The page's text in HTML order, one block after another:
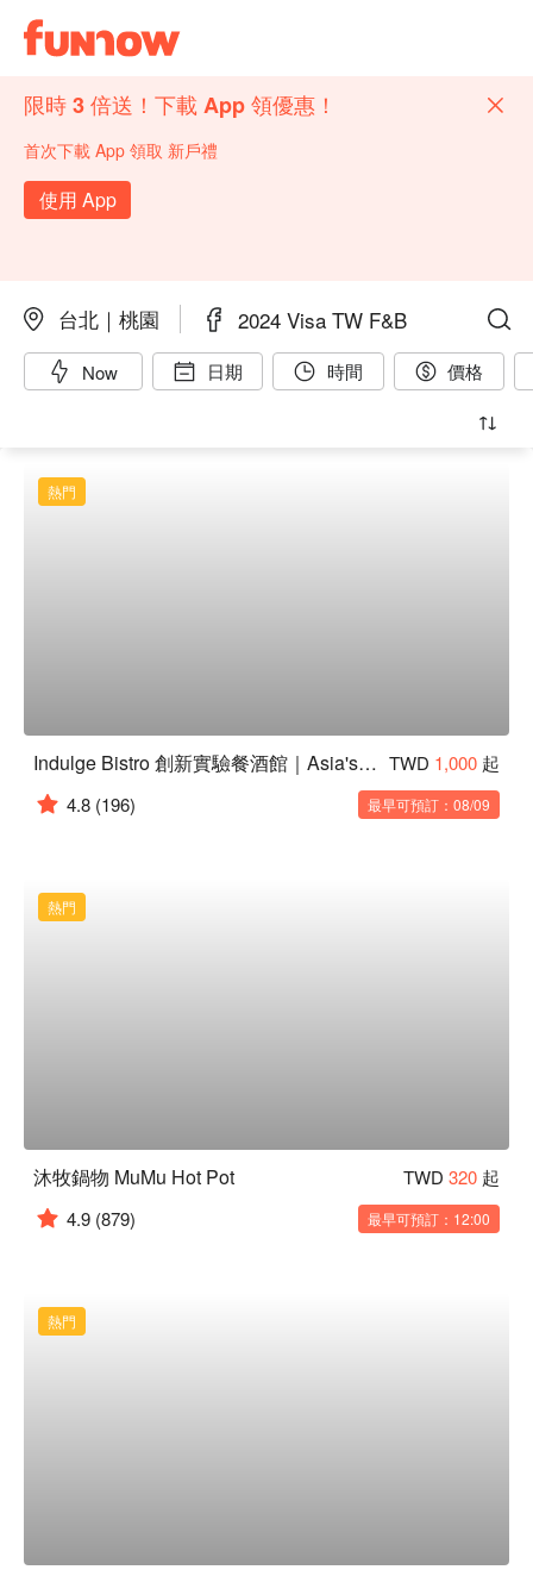
限時 3 倍送！下載 App 領優惠！
首次下載 App 領取 新戶禮
使用 App
台北｜桃園 2024 Visa TW F&B
Now 日期 時間 價格
熱門
Indulge Bistro 創新實驗餐酒館｜Asia's 50 best Bars No.6 TWD 1,000 起
4.8 (196) 最早可預訂：08/09
熱門
沐牧鍋物 MuMu Hot Pot TWD 320 起
4.9 (879) 最早可預訂：12:00
熱門